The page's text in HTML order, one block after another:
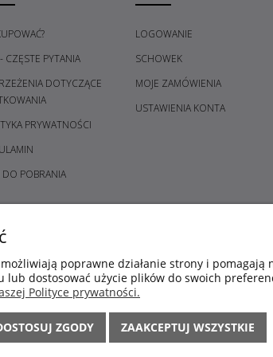
CZĘSTE PYTANIA
DOTYCZĄCE
PRYWATNOŚCI
DO POBRANIA
LOGOWANIE
SCHOWEK
MOJE ZAMÓWIENIA
USTAWIENIA KONTA
poprawne działanie strony i
dostosować użycie plików do swoich
Polityce prywatności.
ZGODY ZAAKCEPTUJ WSZYSTKIE